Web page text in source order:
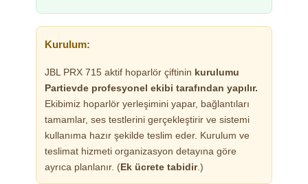
Kurulum:
JBL PRX 715 aktif hoparlör çiftinin kurulumu
Partievde profesyonel ekibi tarafından yapılır.
Ekibimiz hoparlör yerleşimini yapar, bağlantıları
tamamlar, ses testlerini gerçekleştirir ve sistemi
kullanıma hazır şekilde teslim eder. Kurulum ve
teslimat hizmeti organizasyon detayına göre
ayrıca planlanır. (Ek ücrete tabidir.)